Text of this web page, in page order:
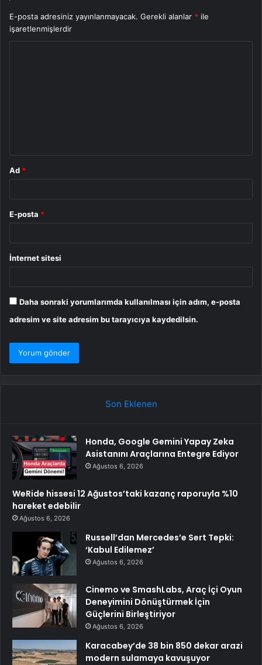
E-posta adresiniz yayınlanmayacak. Gerekli alanlar * ile
işaretlenmişlerdir
Ad *
E-posta *
İnternet sitesi
Daha sonraki yorumlarımda kullanılması için adım, e-posta
adresim ve site adresim bu tarayıcıya kaydedilsin.
Son Eklenen
Honda, Google Gemini Yapay Zeka
Asistanını Araçlarına Entegre Ediyor
Ağustos 6, 2026
WeRide hissesi 12 Ağustos’taki kazanç raporuyla %10
hareket edebilir
Ağustos 6, 2026
Russell’dan Mercedes’e Sert Tepki:
‘Kabul Edilemez’
Ağustos 6, 2026
Cinemo ve SmashLabs, Araç İçi Oyun
Deneyimini Dönüştürmek İçin
Güçlerini Birleştiriyor
Ağustos 6, 2026
Karacabey’de 38 bin 850 dekar arazi
modern sulamaya kavuşuyor